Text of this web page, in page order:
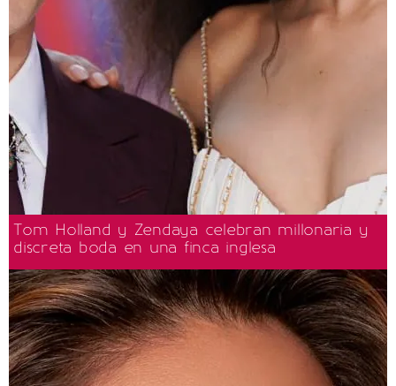
Tom Holland y Zendaya celebran millonaria y
discreta boda en una finca inglesa